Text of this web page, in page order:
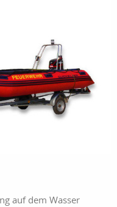
auf dem Wasser